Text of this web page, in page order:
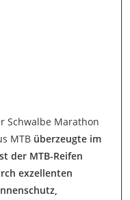
Schwalbe Marathon
MTB überzeugte im
der MTB-Reifen
exzellenten